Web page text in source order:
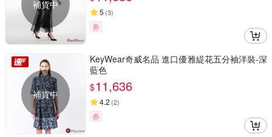
補貨中
5 (3)
券
補貨中
KeyWear奇威名品 進口優雅緹花五分袖洋裝-深
藍色
$11,636
4.2 (2)
券